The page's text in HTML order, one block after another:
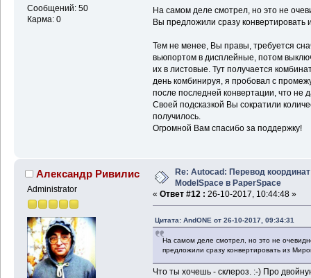
Сообщений: 50
Карма: 0
На самом деле смотрел, но это не
Вы предложили сразу конвертировать
Тем не менее, Вы правы, требуется
вьюпортом в дисплейные, потом
их в листовые. Тут получается
день комбинируя, я пробовал с
после последней конвертации, что не
Своей подсказкой Вы сократили
получилось.
Огромной Вам спасибо за поддержку!
Александр Ривилис
Administrator
Re: Autocad: Перевод координат
ModelSpace в PaperSpace
« Ответ #12 : 26-10-2017, 10:44:48 »
Цитата: AndONE от 26-10-2017, 09:34:31
На самом деле смотрел, но это не
предложили сразу конвертировать из
Что ты хочешь - склероз. :-) Про